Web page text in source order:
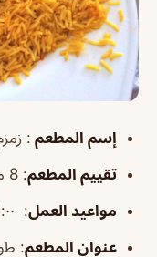
إسم المطعم :
تقييم المطعم: 8 من 10
مواعيد العمل:
عنوان المطعم: